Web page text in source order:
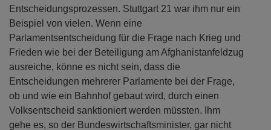
Entscheidungsprozessen. Stuttgart 21 war ihm nur ein
Beispiel von vielen. Wenn eine
Parlamentsentscheidung für die Frage nach Krieg und
Frieden wie bei der Beteiligung am Afghanistanfeldzug
ausreiche, könne es nicht sein, dass die
Entscheidungen mehrerer Parlamente bei der Frage,
ob und wie ein Bahnhof gebaut wird, durch einen
Volksentscheid sanktioniert werden müssten. Ihm
gehe es, so der Bundeswirtschaftsminister, gar nicht